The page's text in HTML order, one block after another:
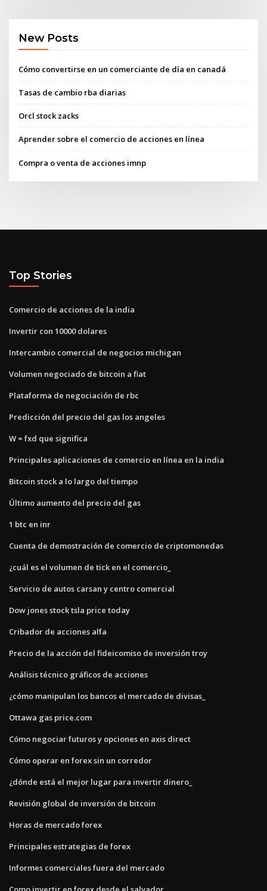
New Posts
Cómo convertirse en un comerciante de día en canadá
Tasas de cambio rba diarias
Orcl stock zacks
Aprender sobre el comercio de acciones en línea
Compra o venta de acciones imnp
Top Stories
Comercio de acciones de la india
Invertir con 10000 dolares
Intercambio comercial de negocios michigan
Volumen negociado de bitcoin a fiat
Plataforma de negociación de rbc
Predicción del precio del gas los angeles
W = fxd que significa
Principales aplicaciones de comercio en línea en la india
Bitcoin stock a lo largo del tiempo
Último aumento del precio del gas
1 btc en inr
Cuenta de demostración de comercio de criptomonedas
¿cuál es el volumen de tick en el comercio_
Servicio de autos carsan y centro comercial
Dow jones stock tsla price today
Cribador de acciones alfa
Precio de la acción del fideicomiso de inversión troy
Análisis técnico gráficos de acciones
¿cómo manipulan los bancos el mercado de divisas_
Ottawa gas price.com
Cómo negociar futuros y opciones en axis direct
Cómo operar en forex sin un corredor
¿dónde está el mejor lugar para invertir dinero_
Revisión global de inversión de bitcoin
Horas de mercado forex
Principales estrategias de forex
Informes comerciales fuera del mercado